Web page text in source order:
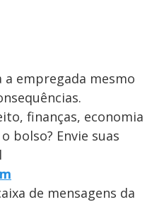
a empregada mesmo
finanças, economia
bolso? Envie suas
de mensagens da